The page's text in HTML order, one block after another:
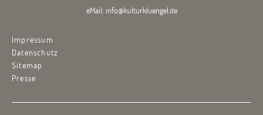
eMail: info@kulturkluengel.de
Impressum
Datenschutz
Sitemap
Presse